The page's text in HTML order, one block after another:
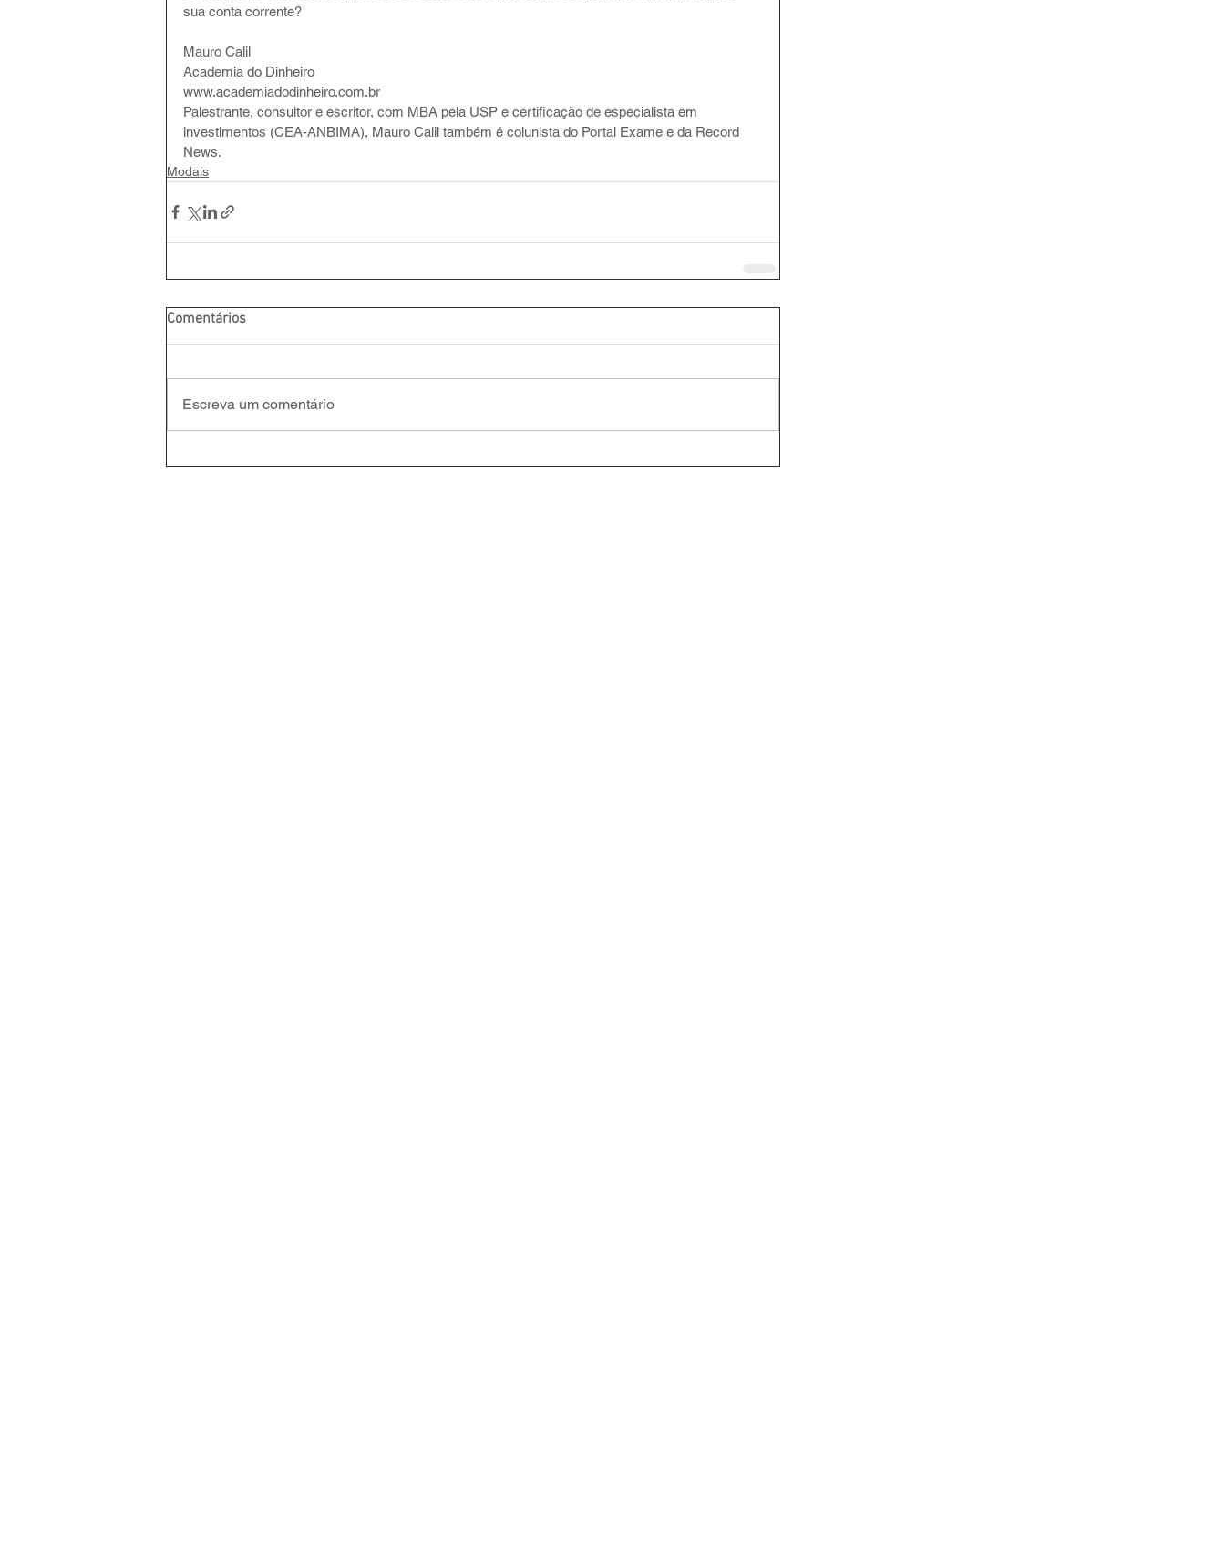
sua conta corrente?
Mauro Calil
Academia do Dinheiro
www.academiadodinheiro.com.br
Palestrante, consultor e escritor, com MBA pela USP e certificação de especialista em
investimentos (CEA-ANBIMA), Mauro Calil também é colunista do Portal Exame e da Record
News.
Modais
Comentários
Escreva um comentário